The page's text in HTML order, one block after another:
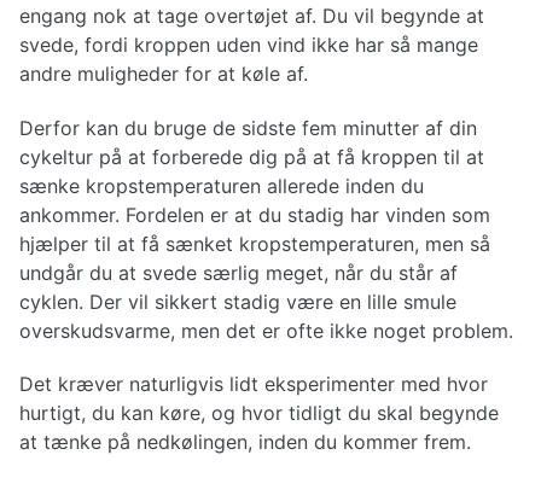
engang nok at tage overtøjet af. Du vil begynde at
svede, fordi kroppen uden vind ikke har så mange
andre muligheder for at køle af.
Derfor kan du bruge de sidste fem minutter af din
cykeltur på at forberede dig på at få kroppen til at
sænke kropstemperaturen allerede inden du
ankommer. Fordelen er at du stadig har vinden som
hjælper til at få sænket kropstemperaturen, men så
undgår du at svede særlig meget, når du står af
cyklen. Der vil sikkert stadig være en lille smule
overskudsvarme, men det er ofte ikke noget problem.
Det kræver naturligvis lidt eksperimenter med hvor
hurtigt, du kan køre, og hvor tidligt du skal begynde
at tænke på nedkølingen, inden du kommer frem.